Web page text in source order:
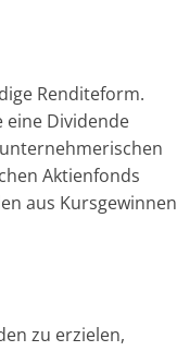
Renditeform.
eine Dividende
Aktienfonds
aus Kursgewinnen
zu erzielen,